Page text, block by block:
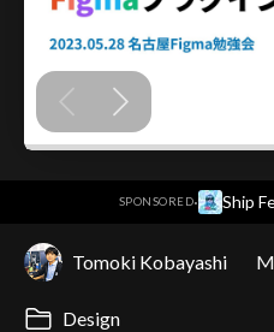
SPONSORED· Ship
Tomoki Kobayashi
Design